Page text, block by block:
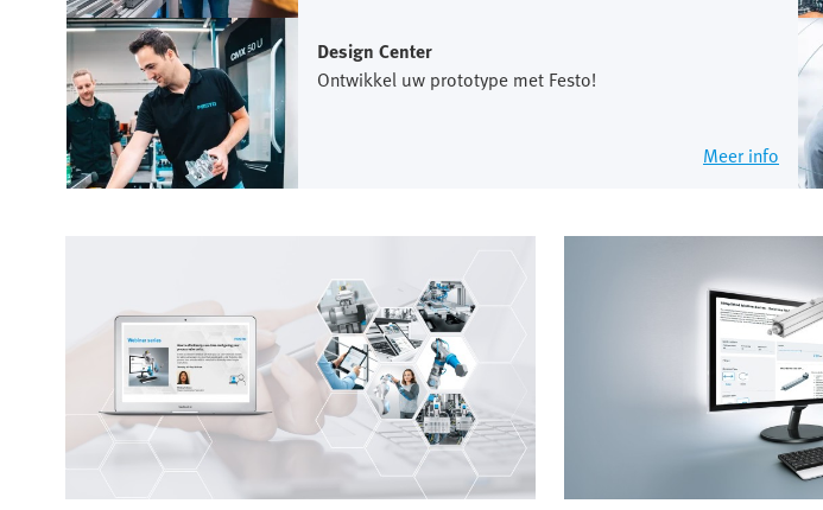
Design Center
Ontwikkel uw prototype met Festo!
Meer info